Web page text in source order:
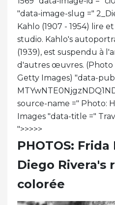
"data-image-slug ="
Kahlo (1907 - 1954) lire
studio. Kahlo's
(1939), est suspendu à
d'autres œuvres. (Photo
Getty Images) "data-
source-name =" Photo:
Images "data-title ="
">>>>>
PHOTOS:
Diego Rivera's
colorée